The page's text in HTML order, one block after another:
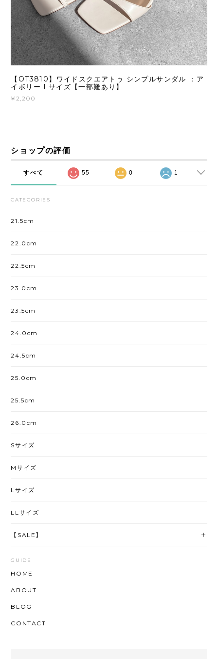
【OT3810】ワイドスクエアトゥ シンプルサンダル ：ア
イボリー Lサイズ【一部難あり】
¥2,200
ショップの評価
すべて 55 0 1
CATEGORIES
21.5cm
22.0cm
22.5cm
23.0cm
23.5cm
24.0cm
24.5cm
25.0cm
25.5cm
26.0cm
Sサイズ
Mサイズ
Lサイズ
LLサイズ
【SALE】
GUIDE
HOME
ABOUT
BLOG
CONTACT